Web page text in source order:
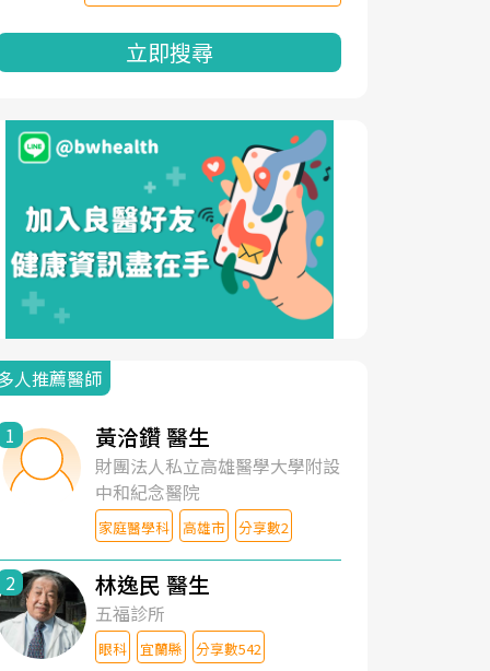
立即搜尋
人推薦醫師
1 黃洽鑽 醫生
財團法人私立高雄醫學大學附設
中和紀念醫院
家庭醫學科 高雄市 分享數2
2 林逸民 醫生
五福診所
眼科 宜蘭縣 分享數542